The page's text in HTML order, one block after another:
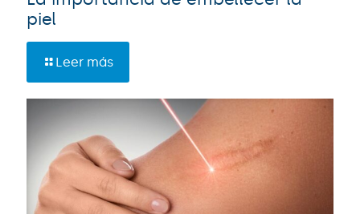
piel
Leer más